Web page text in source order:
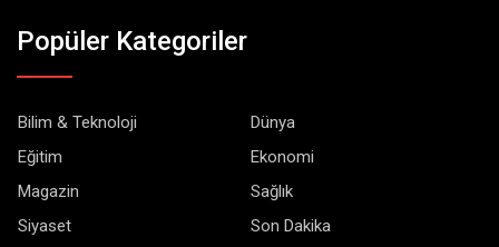
Popüler Kategoriler
Bilim & Teknoloji
Dünya
Eğitim
Ekonomi
Magazin
Sağlık
Siyaset
Son Dakika